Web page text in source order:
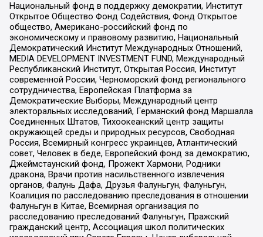
Национальный фонд в поддержку демократии, Институт
Открытое Общество Фонд Содействия, Фонд Открытое
общество, Американо-российский фонд по
экономическому и правовому развитию, Национальный
Демократический Институт Международных Отношений,
MEDIA DEVELOPMENT INVESTMENT FUND, Международный
Республиканский Институт, Открытая Россия, Институт
современной России, Черноморский фонд регионального
сотрудничества, Европейская Платформа за
Демократические Выборы, Международный центр
электоральных исследований, Германский фонд Маршалла
Соединенных Штатов, Тихоокеанский центр защиты
окружающей среды и природных ресурсов, Свободная
Россия, Всемирный конгресс украинцев, Атлантический
совет, Человек в беде, Европейский фонд за демократию,
Джеймстаунский фонд, Прожект Хармони, Родники
дракона, Врачи против насильственного извлечения
органов, Фалунь Дафа, Друзья Фалуньгун, Фалуньгун,
Коалиция по расследованию преследования в отношении
Фалуньгун в Китае, Всемирная организация по
расследованию преследований Фалуньгун, Пражский
гражданский центр, Ассоциация школ политических